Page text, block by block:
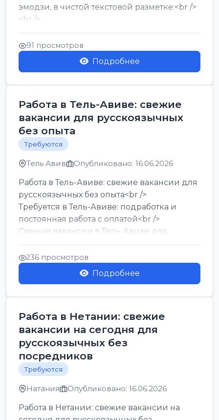
эмодзи, в чистой текстовой разметке:<br />
<br />
Работа в Нетании на мебельном
производстве: требу...
91 просмотров
Подробнее
Работа в Тель-Авиве: свежие
вакансии для русскоязычных
без опыта
Требуются
Тель Авив Опубликовано: 16.06.2026
Работа в Тель-Авиве: свежие вакансии для
русскоязычных без опыта<br />
Требуется в Тель-Авиве: подработка и
постоянная работа с оплатой<br />
Свежие вакансии в Тель-Авиве для
мужчин и женщин от хозя...
236 просмотров
Подробнее
Работа в Нетании: свежие
вакансии на сегодня для
русскоязычных без
посредников
Требуются
Натания Опубликовано: 16.06.2026
Работа в Нетании: свежие вакансии на